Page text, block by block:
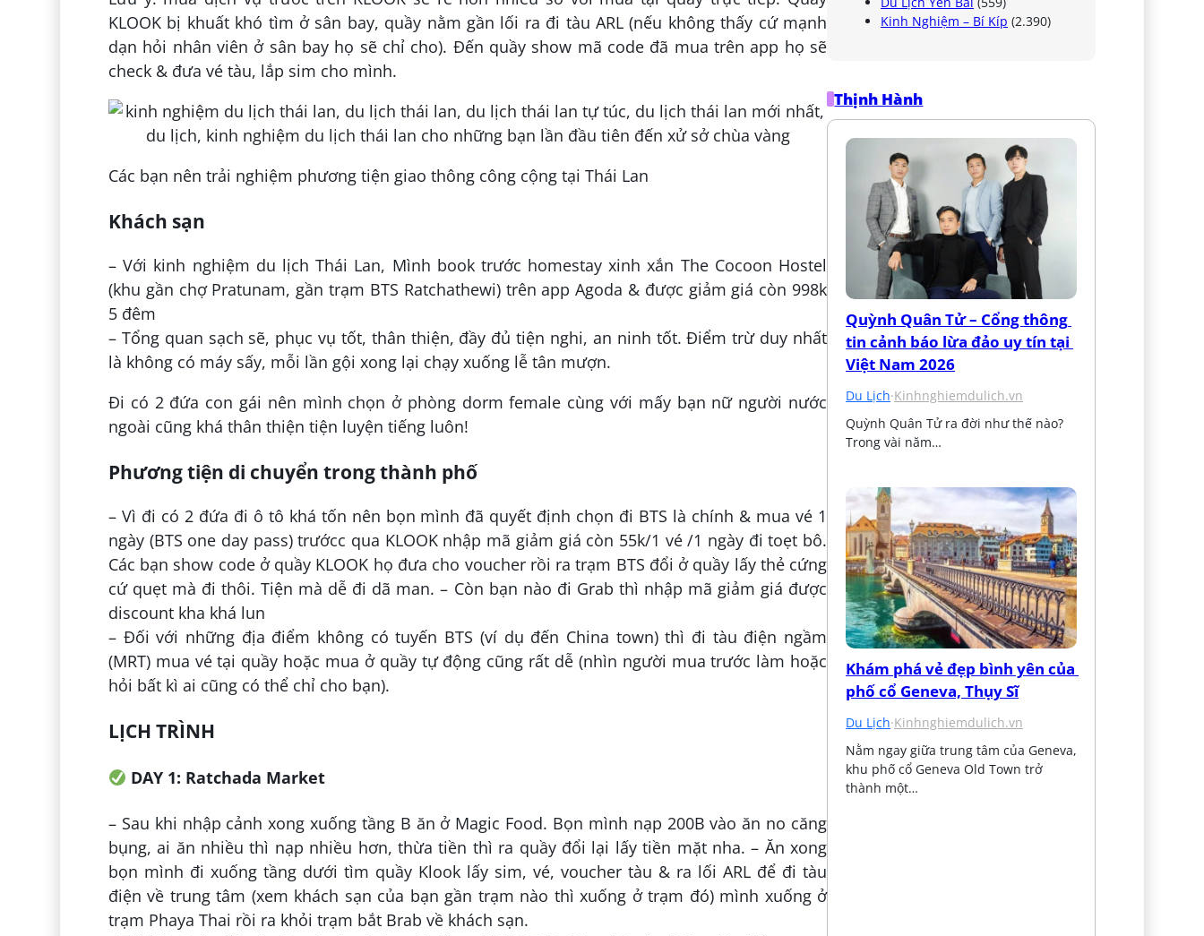
KLOOK bị khuất khó tìm ở sân bay, quầy nằm gần lối ra đi tàu ARL (nếu không thấy cứ mạnh
dạn hỏi nhân viên ở sân bay họ sẽ chỉ cho). Đến quầy show mã code đã mua trên app họ sẽ
check & đưa vé tàu, lắp sim cho mình.
Các bạn nên trải nghiệm phương tiện giao thông công cộng tại Thái Lan
Khách sạn
– Với kinh nghiệm du lịch Thái Lan, Mình book trước homestay xinh xắn The Cocoon Hostel
(khu gần chợ Pratunam, gần trạm BTS Ratchathewi) trên app Agoda & được giảm giá còn 998k
5 đêm
– Tổng quan sạch sẽ, phục vụ tốt, thân thiện, đầy đủ tiện nghi, an ninh tốt. Điểm trừ duy nhất
là không có máy sấy, mỗi lần gội xong lại chạy xuống lễ tân mượn.
Đi có 2 đứa con gái nên mình chọn ở phòng dorm female cùng với mấy bạn nữ người nước
ngoài cũng khá thân thiện tiện luyện tiếng luôn!
Phương tiện di chuyển trong thành phố
– Vì đi có 2 đứa đi ô tô khá tốn nên bọn mình đã quyết định chọn đi BTS là chính & mua vé 1
ngày (BTS one day pass) trướcc qua KLOOK nhập mã giảm giá còn 55k/1 vé /1 ngày đi toẹt bô.
Các bạn show code ở quầy KLOOK họ đưa cho voucher rồi ra trạm BTS đổi ở quầy lấy thẻ cứng
cứ quẹt mà đi thôi. Tiện mà dễ đi dã man. – Còn bạn nào đi Grab thì nhập mã giảm giá được
discount kha khá lun
– Đối với những địa điểm không có tuyến BTS (ví dụ đến China town) thì đi tàu điện ngầm
(MRT) mua vé tại quầy hoặc mua ở quầy tự động cũng rất dễ (nhìn người mua trước làm hoặc
hỏi bất kì ai cũng có thể chỉ cho bạn).
LỊCH TRÌNH
DAY 1: Ratchada Market
– Sau khi nhập cảnh xong xuống tầng B ăn ở Magic Food. Bọn mình nạp 200B vào ăn no căng
bụng, ai ăn nhiều thì nạp nhiều hơn, thừa tiền thì ra quầy đổi lại lấy tiền mặt nha. – Ăn xong
bọn mình đi xuống tầng dưới tìm quầy Klook lấy sim, vé, voucher tàu & ra lối ARL để đi tàu
điện về trung tâm (xem khách sạn của bạn gần trạm nào thì xuống ở trạm đó) mình xuống ở
trạm Phaya Thai rồi ra khỏi trạm bắt Brab về khách sạn.
Kinh Nghiệm – Bí Kíp (2.390)
Thịnh Hành
Quỳnh Quân Tử – Cổng thông
tin cảnh báo lừa đảo uy tín tại
Việt Nam 2026
Du Lịch·Kinhnghiemdulich.vn
Quỳnh Quân Tử ra đời như thế nào?
Trong vài năm…
Khám phá vẻ đẹp bình yên của
phố cổ Geneva, Thụy Sĩ
Du Lịch·Kinhnghiemdulich.vn
Nằm ngay giữa trung tâm của Geneva,
khu phố cổ Geneva Old Town trở
thành một…